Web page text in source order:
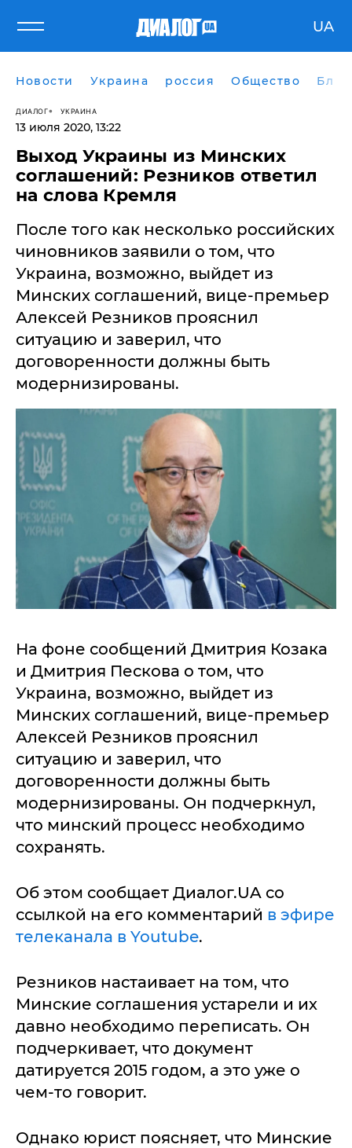
UA
Новости Украина россия Общество
ДИАЛОГ УКРАИНА
13 июля 2020, 13:22
Выход Украины из Минских
соглашений: Резников ответил
на слова Кремля
После того как несколько российских
чиновников заявили о том, что
Украина, возможно, выйдет из
Минских соглашений, вице-премьер
Алексей Резников прояснил
ситуацию и заверил, что
договоренности должны быть
модернизированы.
На фоне сообщений Дмитрия Козака
и Дмитрия Пескова о том, что
Украина, возможно, выйдет из
Минских соглашений, вице-премьер
Алексей Резников прояснил
ситуацию и заверил, что
договоренности должны быть
модернизированы. Он подчеркнул,
что минский процесс необходимо
сохранять.
Об этом сообщает Диалог.UA со
ссылкой на его комментарий в эфире
телеканала в Youtube.
Резников настаивает на том, что
Минские соглашения устарели и их
давно необходимо переписать. Он
подчеркивает, что документ
датируется 2015 годом, а это уже о
чем-то говорит.
Однако юрист поясняет, что Минские